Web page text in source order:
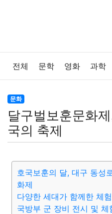
전체 문학 영화 과학
법률
보건 질병 가요 방송
증권 인테리어 요리
게임 스포츠 사진 대
문화
달구벌보훈문화
국의 축제
호국보훈의 달, 대구 동성
화제
다양한 세대가 함께한 체
국방부 군 장비 전시 및